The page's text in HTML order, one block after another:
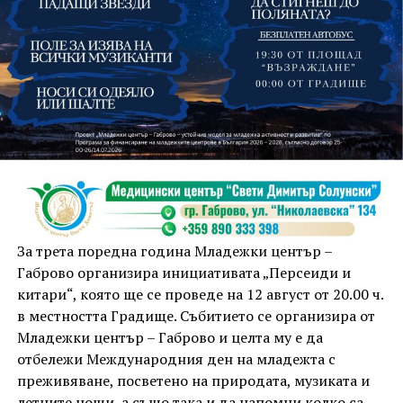
На 13 август организаторите са предвидили
занимания и за здрав дух, и за здраво тяло.
Инструкторката по пилатес и йога Йоанна Петрова
от FitLab ще се погрижи за добрия тонус с групова
тренировка от 19.00 ч., а след това ще има мозъчна
атака с куиз вечер за обща култура. Вечерта ще
приключи с прожекция на новия български
комедиен филм „Брънч за начинаещи“ – в парка,
под звездното дряновско небе.
За трета поредна година Младежки център –
Габрово организира инициативата „Персеиди и
китари“, която ще се проведе на 12 август от 20.00 ч.
в местността Градище. Събитието се организира от
Младежки център – Габрово и целта му е да
отбележи Международния ден на младежта с
преживяване, посветено на природата, музиката и